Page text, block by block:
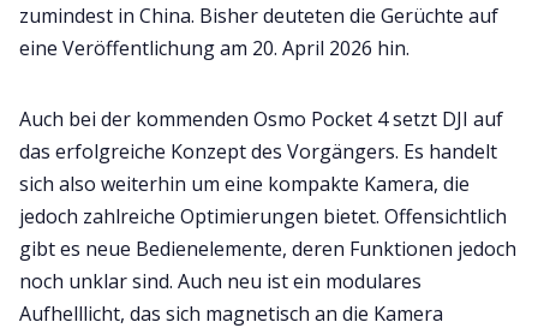
zumindest in China. Bisher deuteten die Gerüchte auf
eine Veröffentlichung am 20. April 2026 hin.
Auch bei der kommenden Osmo Pocket 4 setzt DJI auf
das erfolgreiche Konzept des Vorgängers. Es handelt
sich also weiterhin um eine kompakte Kamera, die
jedoch zahlreiche Optimierungen bietet. Offensichtlich
gibt es neue Bedienelemente, deren Funktionen jedoch
noch unklar sind. Auch neu ist ein modulares
Aufhelllicht, das sich magnetisch an die Kamera